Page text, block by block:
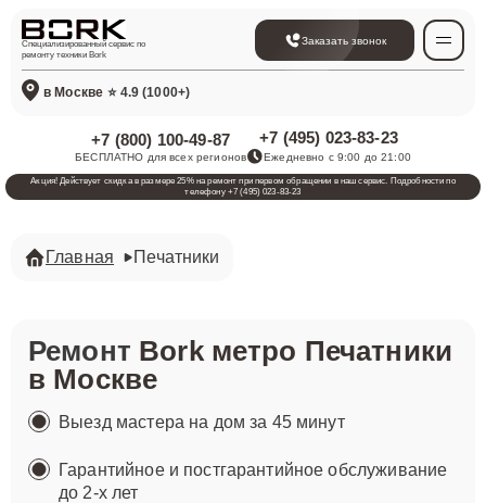
Специализированный сервис по
ремонту техники Bork
Заказать звонок
в Москве ⭐ 4.9 (1000+)
+7 (800) 100-49-87
БЕСПЛАТНО для всех регионов
+7 (495) 023-83-23
Ежедневно с 9:00 до 21:00
Акция! Действует скидка в размере 25% на ремонт при первом обращении в наш сервис. Подробности по
телефону +7 (495) 023-83-23
Главная Печатники
Ремонт Bork метро Печатники
в Москве
Выезд мастера на дом за 45 минут
Гарантийное и постгарантийное обслуживание
до 2-х лет